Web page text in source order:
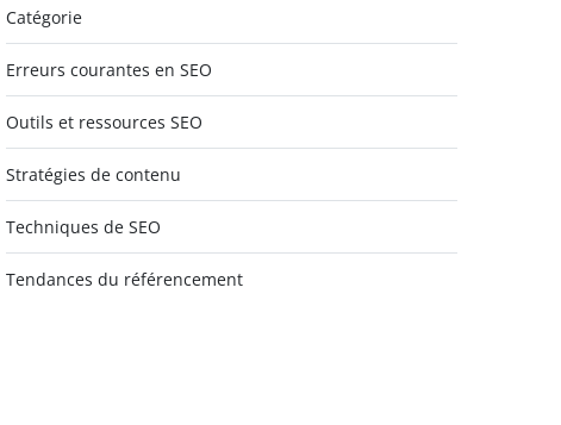
Catégorie
Erreurs courantes en SEO
Outils et ressources SEO
Stratégies de contenu
Techniques de SEO
Tendances du référencement